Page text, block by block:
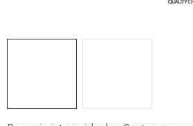
Geschäftsbedingungen